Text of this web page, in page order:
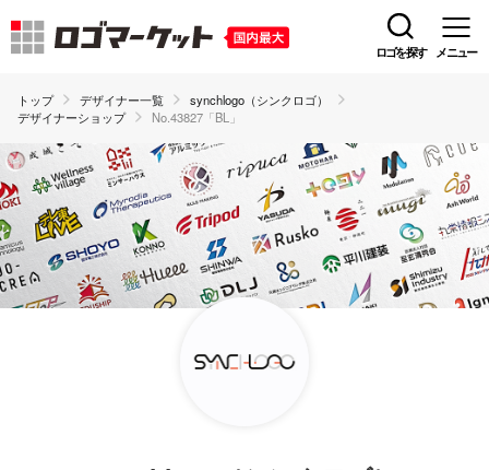
ロゴを探す メニュー
トップ デザイナー一覧
synchlogo（シンクロゴ）
デザイナーショップ
No.43827「BL」